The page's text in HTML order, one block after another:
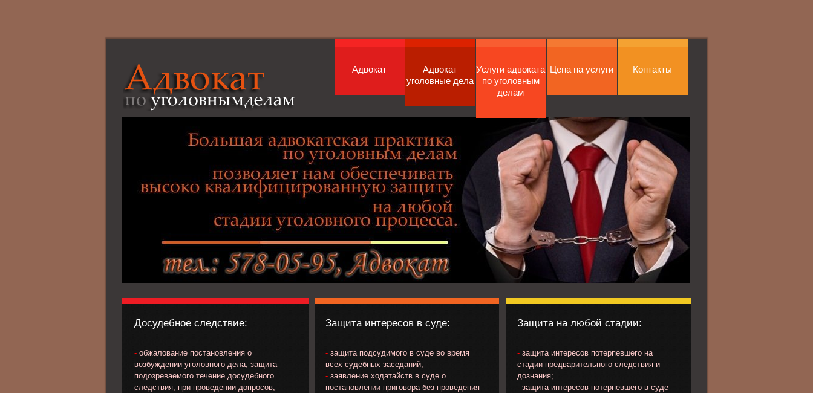
Адвокат
Адвокат
уголовные дела
Услуги адвоката
по уголовным
делам
Цена на услуги Контакты
Досудебное следствие:
- обжалование постановления о
возбуждении уголовного дела; защита
подозреваемого течение досудебного
следствия, при проведении допросов,
Защита интересов в суде:
-защита подсудимого в суде во время
всех судебных заседаний;
-заявление ходатайств в суде о
постановлении приговора без проведения
Защита на любой стадии:
- защита интересов потерпевшего на
стадии предварительного следствия и
дознания;
- защита интересов потерпевшего в суде